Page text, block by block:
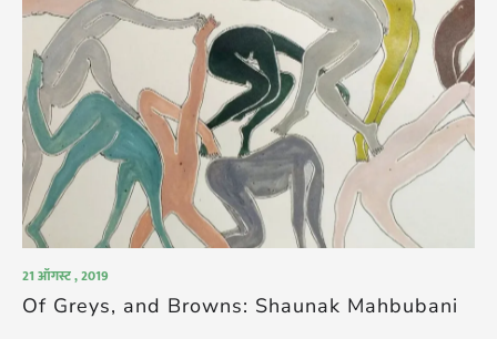
21 ऑगस्ट , 2019
Of Greys, and Browns: Shaunak Mahbubani